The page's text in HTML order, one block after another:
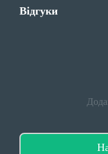
Відгуки